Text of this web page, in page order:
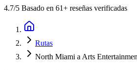
4.7/5 Basado en 61+ reseñas verificadas
Rutas
North Miami a Arts